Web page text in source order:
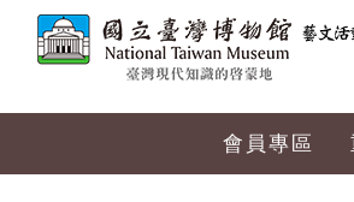
會員專區